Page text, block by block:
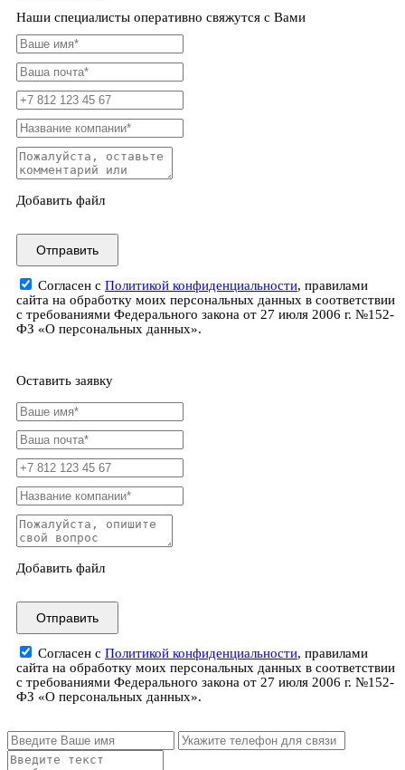
Наши специалисты оперативно свяжутся с Вами
Добавить файл
Отправить
Согласен с Политикой конфиденциальности, правилами
сайта на обработку моих персональных данных в соответствии
с требованиями Федерального закона от 27 июля 2006 г. №152-
ФЗ «О персональных данных».
Оставить заявку
Добавить файл
Отправить
Согласен с Политикой конфиденциальности, правилами
сайта на обработку моих персональных данных в соответствии
с требованиями Федерального закона от 27 июля 2006 г. №152-
ФЗ «О персональных данных».